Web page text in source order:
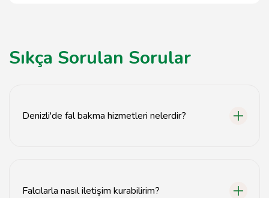
Sıkça Sorulan Sorular
Denizli'de fal bakma hizmetleri nelerdir?
Falcılarla nasıl iletişim kurabilirim?